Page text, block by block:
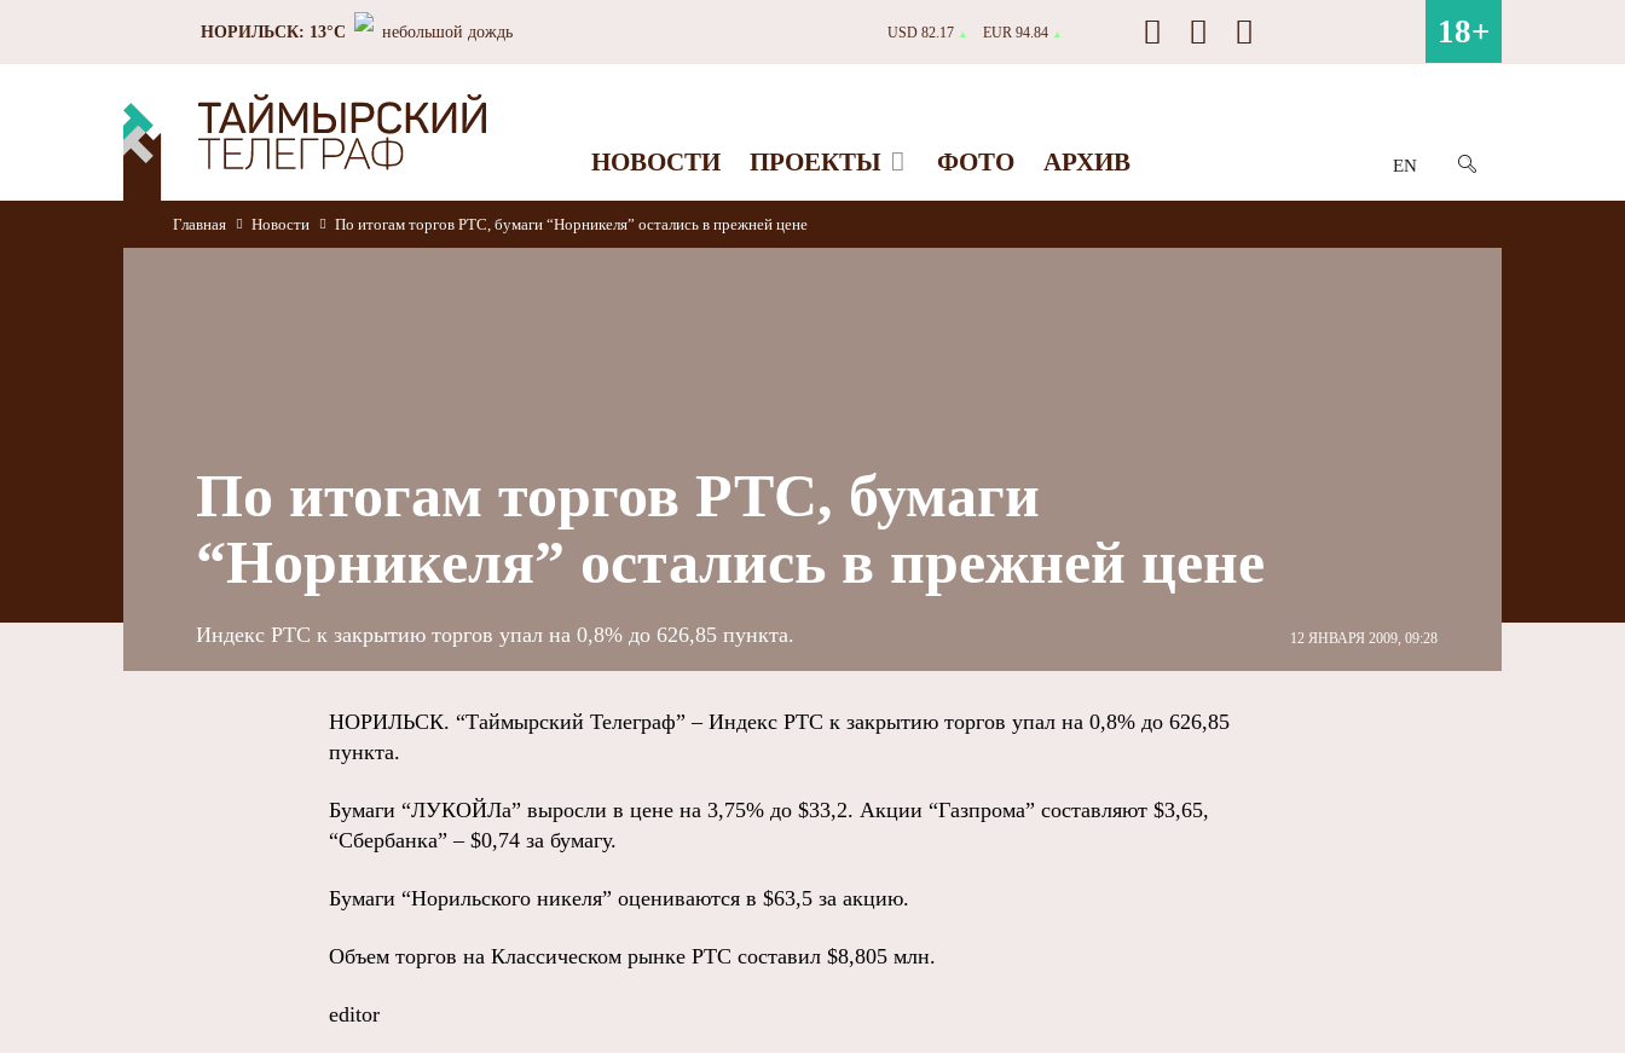
НОРИЛЬСК: 13°C небольшой дождь USD 82.17 ▲ EUR 94.84 ▲ 18+
НОВОСТИ ПРОЕКТЫ ФОТО АРХИВ EN
Главная Новости По итогам торгов РТС, бумаги “Норникеля” остались в прежней цене
По итогам торгов РТС, бумаги
“Норникеля” остались в прежней цене
12 ЯНВАРЯ 2009, 09:28
Индекс РТС к закрытию торгов упал на 0,8% до 626,85 пункта.
НОРИЛЬСК. “Таймырский Телеграф” – Индекс РТС к закрытию торгов упал на 0,8% до 626,85
пункта.
Бумаги “ЛУКОЙЛа” выросли в цене на 3,75% до $33,2. Акции “Газпрома” составляют $3,65,
“Сбербанка” – $0,74 за бумагу.
Бумаги “Норильского никеля” оцениваются в $63,5 за акцию.
Объем торгов на Классическом рынке РТС составил $8,805 млн.
editor